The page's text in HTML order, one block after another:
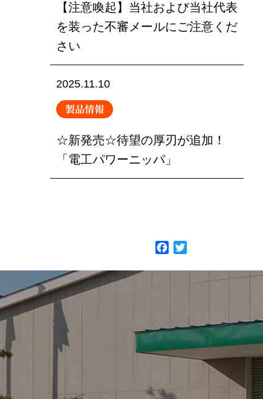
【注意喚起】当社および当社代表
を装った不審メールにご注意くだ
さい
2025.11.10
製品情報
☆新発売☆待望の厚刃が追加！
「電工パワーニッパ」
c
o
k
i
r